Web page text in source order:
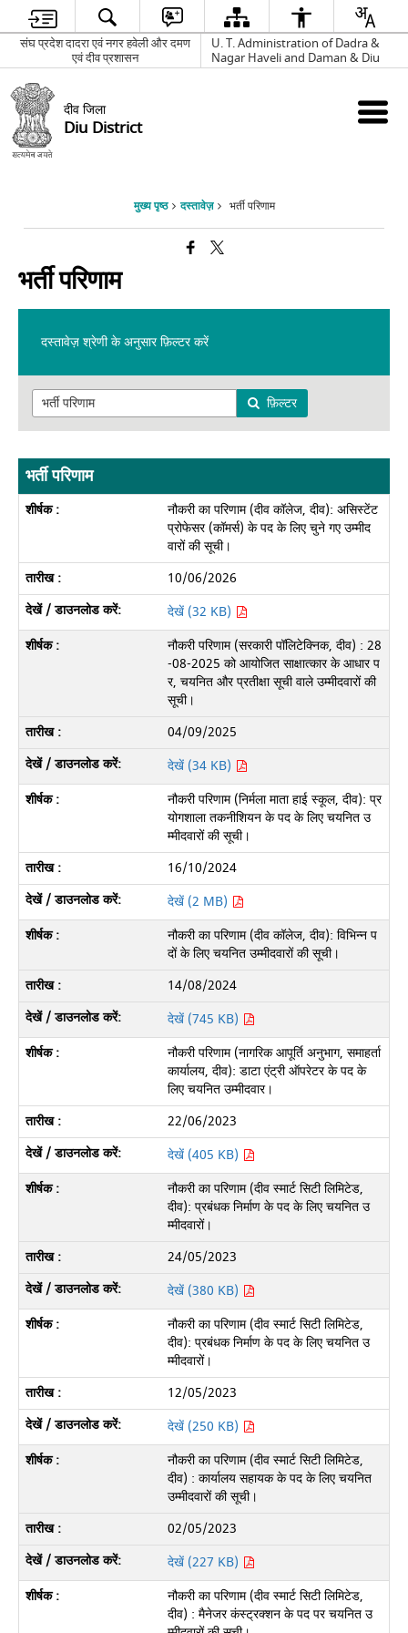
संघ प्रदेश दादरा एवं नगर हवेली और दमण
एवं दीव प्रशासन
U. T. Administration of Dadra &
Nagar Haveli and Daman & Diu
दीव जिला
Diu District
मुख्य पृष्ठ दस्तावेज़ भर्ती परिणाम
भर्ती परिणाम
दस्तावेज़ श्रेणी के अनुसार फ़िल्टर करें
फ़िल्टर
भर्ती परिणाम
नौकरी का परिणाम (दीव कॉलेज, दीव): असिस्टेंट
प्रोफेसर (कॉमर्स) के पद के लिए चुने गए उम्मीद
वारों की सूची।
10/06/2026
देखें (32 KB)
नौकरी परिणाम (सरकारी पॉलिटेक्निक, दीव) : 28
-08-2025 को आयोजित साक्षात्कार के आधार प
र, चयनित और प्रतीक्षा सूची वाले उम्मीदवारों की
सूची।
04/09/2025
देखें (34 KB)
नौकरी परिणाम (निर्मला माता हाई स्कूल, दीव): प्र
योगशाला तकनीशियन के पद के लिए चयनित उ
म्मीदवारों की सूची।
16/10/2024
देखें (2 MB)
नौकरी का परिणाम (दीव कॉलेज, दीव): विभिन्न प
दों के लिए चयनित उम्मीदवारों की सूची।
14/08/2024
देखें (745 KB)
नौकरी परिणाम (नागरिक आपूर्ति अनुभाग, समाहर्ता
कार्यालय, दीव): डाटा एंट्री ऑपरेटर के पद के
लिए चयनित उम्मीदवार।
22/06/2023
देखें (405 KB)
नौकरी का परिणाम (दीव स्मार्ट सिटी लिमिटेड,
दीव): प्रबंधक निर्माण के पद के लिए चयनित उ
म्मीदवारों।
24/05/2023
देखें (380 KB)
नौकरी का परिणाम (दीव स्मार्ट सिटी लिमिटेड,
दीव): प्रबंधक निर्माण के पद के लिए चयनित उ
म्मीदवारों।
12/05/2023
देखें (250 KB)
नौकरी का परिणाम (दीव स्मार्ट सिटी लिमिटेड,
दीव) : कार्यालय सहायक के पद के लिए चयनित
उम्मीदवारों की सूची।
02/05/2023
देखें (227 KB)
नौकरी का परिणाम (दीव स्मार्ट सिटी लिमिटेड,
दीव) : मैनेजर कंस्ट्रक्शन के पद पर चयनित उ